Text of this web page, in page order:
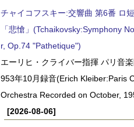
チャイコフスキー:交響曲 第6番 ロ
「悲愴」(Tchaikovsky:Symphony
r, Op.74 "Pathetique")
エーリヒ・クライバー指揮 パリ音
953年10月録音(Erich Kleiber:Paris
Orchestra Recorded on October,
[2026-08-06]